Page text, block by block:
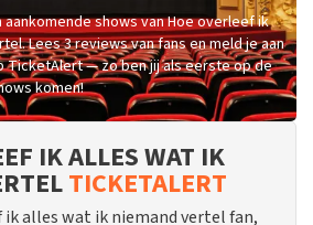
shows van Hoe overleef ik
Lees 3 reviews van fans en meld je aan
TicketAlert — zo ben jij als eerste op de
komen!
IK ALLES WAT IK
TICKETALERT
ik alles wat ik niemand vertel fan,